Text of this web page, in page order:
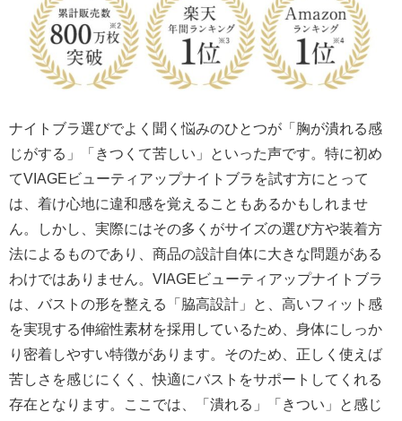
ナイトブラ選びでよく聞く悩みのひとつが「胸が潰れる感
じがする」「きつくて苦しい」といった声です。特に初め
てVIAGEビューティアップナイトブラを試す方にとって
は、着け心地に違和感を覚えることもあるかもしれませ
ん。しかし、実際にはその多くがサイズの選び方や装着方
法によるものであり、商品の設計自体に大きな問題がある
わけではありません。VIAGEビューティアップナイトブラ
は、バストの形を整える「脇高設計」と、高いフィット感
を実現する伸縮性素材を採用しているため、身体にしっか
り密着しやすい特徴があります。そのため、正しく使えば
苦しさを感じにくく、快適にバストをサポートしてくれる
存在となります。ここでは、「潰れる」「きつい」と感じ